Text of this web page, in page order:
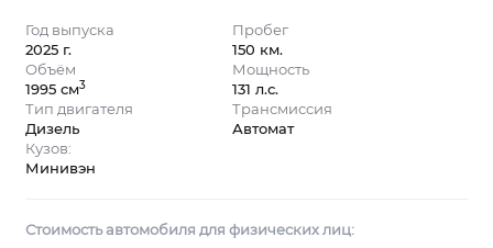
Год выпуска
2025 г.
Пробег
150 км.
Объём
1995 см3
Мощность
131 л.с.
Тип двигателя
Дизель
Трансмиссия
Автомат
Кузов:
Минивэн
Стоимость автомобиля для физических лиц: